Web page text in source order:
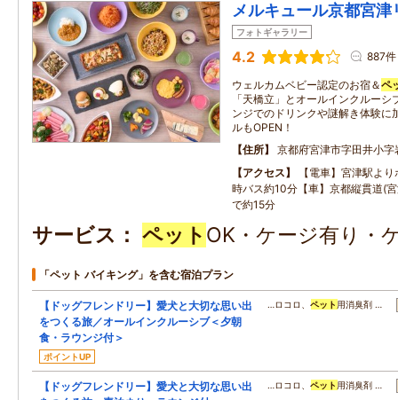
メルキュール京都宮津
フォトギャラリー
4.2 887件
ウェルカムベビー認定のお宿＆ペ
「天橋立」とオールインクルー
ンジでのドリンクや謎解き体験に
ルもOPEN！
住所
京都府宮津市字田井小字
アクセス
【電車】宮津駅よ
時バス約10分【車】京都縦貫道(
で約15分
サービス ペット OK・ケージ有り・
「ペット バイキング」を含む宿泊プラン
【ドッグフレンドリー】愛犬と大切な思い出
をつくる旅／オールインクルーシブ＜夕朝
食・ラウンジ付＞
ポイントUP
…ロコロ、ペット 用消臭剤 …
【ドッグフレンドリー】愛犬と大切な思い出
…ロコロ、ペット 用消臭剤 …